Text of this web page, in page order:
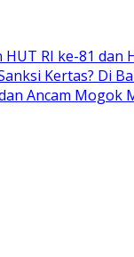
RI ke-81
Kertas? Di
Ancam Mogok